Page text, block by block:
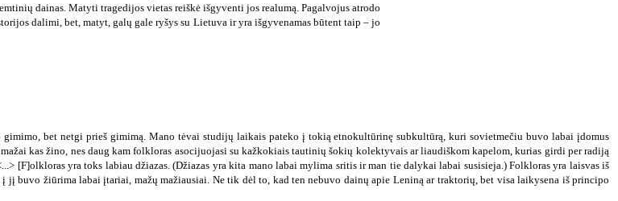
dainas. Matyti tragedijos vietas reiškė išgyventi jos realumą. Pagalvojus atrodo
dalimi, bet, matyt, galų gale ryšys su Lietuva ir yra išgyvenamas būtent taip – jo
bet netgi prieš gimimą. Mano tėvai studijų laikais pateko į tokią etnokultūrinę subkultūrą, kuri sovietmečiu buvo labai įdomus
kas žino, nes daug kam folkloras asocijuojasi su kažkokiais tautinių šokių kolektyvais ar liaudiškom kapelom, kurias girdi per radiją
[F]olkloras yra toks labiau džiazas. (Džiazas yra kita mano labai mylima sritis ir man tie dalykai labai susisieja.) Folkloras yra laisvas iš
jį buvo žiūrima labai įtariai, mažų mažiausiai. Ne tik dėl to, kad ten nebuvo dainų apie Leniną ar traktorių, bet visa laikysena iš principo